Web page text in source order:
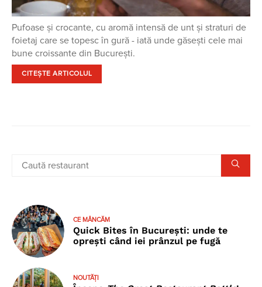
Pufoase și crocante, cu aromă intensă de unt și straturi de
foietaj care se topesc în gură - iată unde găsești cele mai
bune croissante din București.
CITEȘTE ARTICOLUL
CE MÂNCĂM
Quick Bites în București: unde te
oprești când iei prânzul pe fugă
NOUTĂȚI